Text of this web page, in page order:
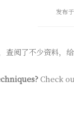
发布
阅了不少资料，给
Check